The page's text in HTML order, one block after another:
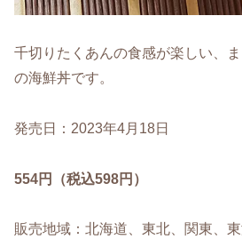
千切りたくあんの食感が楽しい、
の海鮮丼です。
発売日：2023年4月18日
554円（税込598円）
販売地域：北海道、東北、関東、